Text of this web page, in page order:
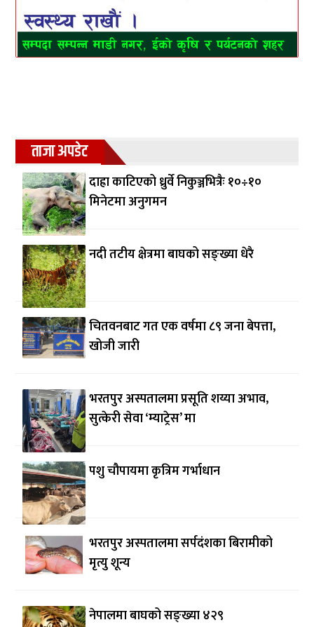
ताजा अपडेट
दाह्रा काटिएको ध्रुर्वे निकुञ्जभित्रैः १०÷१०
मिनेटमा अनुगमन
नदी तटीय क्षेत्रमा बाघको सङ्ख्या धेरै
चितवनबाट गत एक वर्षमा ८९ जना बेपत्ता,
खोजी जारी
भरतपुर अस्पतालमा प्रसूति शय्या अभाव,
सुत्केरी सेवा ‘म्याट्रेस’ मा
पशु चौपायमा कृत्रिम गर्भाधान
भरतपुर अस्पतालमा सर्पदंशका बिरामीको
मृत्यु शून्य
नेपालमा बाघको सङ्ख्या ४२९